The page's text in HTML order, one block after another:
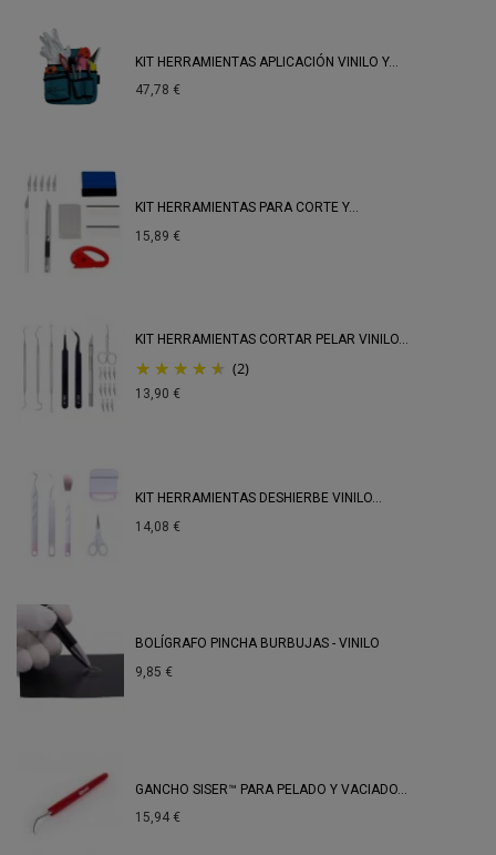
KIT HERRAMIENTAS APLICACIÓN VINILO Y...
47,78 €
KIT HERRAMIENTAS PARA CORTE Y...
15,89 €
KIT HERRAMIENTAS CORTAR PELAR VINILO...
(2)
13,90 €
KIT HERRAMIENTAS DESHIERBE VINILO...
14,08 €
BOLÍGRAFO PINCHA BURBUJAS - VINILO
9,85 €
GANCHO SISER™ PARA PELADO Y VACIADO...
15,94 €